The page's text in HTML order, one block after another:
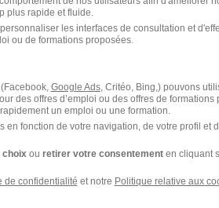
- Gl Beziers - CDI
plus rapide et fluide.
les interfaces de consultation et
ou de formations proposées.
Google Ads, Critéo, Bing,) pouvons
des offres d’emploi ou des offres de formations
un emploi ou une formation.
fonction de votre navigation, de votre profil et
ou retirer votre consentementen cliquant
de confidentialité et notre Politique relative aux